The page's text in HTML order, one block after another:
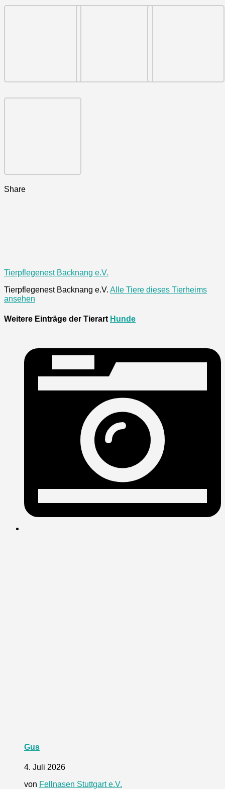
Share
Tierpflegenest Backnang e.V.
Tierpflegenest Backnang e.V. Alle Tiere dieses Tierheims
ansehen
Weitere Einträge der Tierart Hunde
Gus
4. Juli 2026
von Fellnasen Stuttgart e.V.